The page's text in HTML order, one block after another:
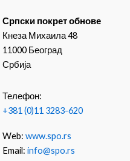
Српски покрет обнове
Кнеза Михаила 48
11000 Београд
Србија
Телефон:
+381 (0)11 3283-620
Web:www.spo.rs
Email:info@spo.rs